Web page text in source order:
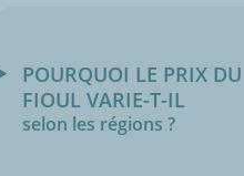
POURQUOI LE PRIX DU
FIOUL VARIE-T-IL
selon les régions ?